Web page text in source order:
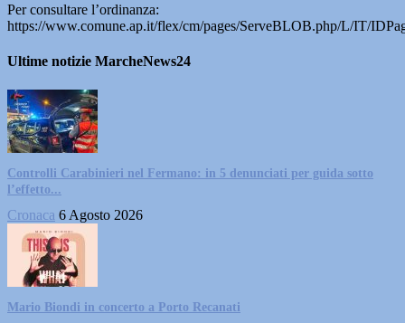
Per consultare l’ordinanza:
https://www.comune.ap.it/flex/cm/pages/ServeBLOB.php/L/IT/
Ultime notizie MarcheNews24
Controlli Carabinieri nel Fermano: in 5 denunciati per guida sotto
l’effetto...
Cronaca 6 Agosto 2026
Mario Biondi in concerto a Porto Recanati